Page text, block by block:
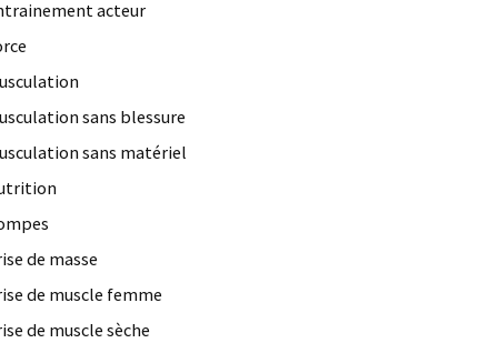
acteur
sans blessure
sans matériel
de masse
de muscle femme
de muscle sèche